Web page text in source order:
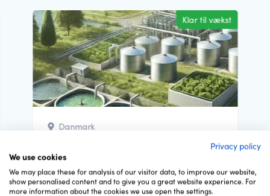
Klar til vækst
Danmark
sælge sine patenter
Til Forbruger Ombudsmanden Jeg
Privacy policy
We use cookies
We may place these for analysis of our visitor data, to improve our website,
show personalised content and to give you a great website experience. For
more information about the cookies we use open the settings.